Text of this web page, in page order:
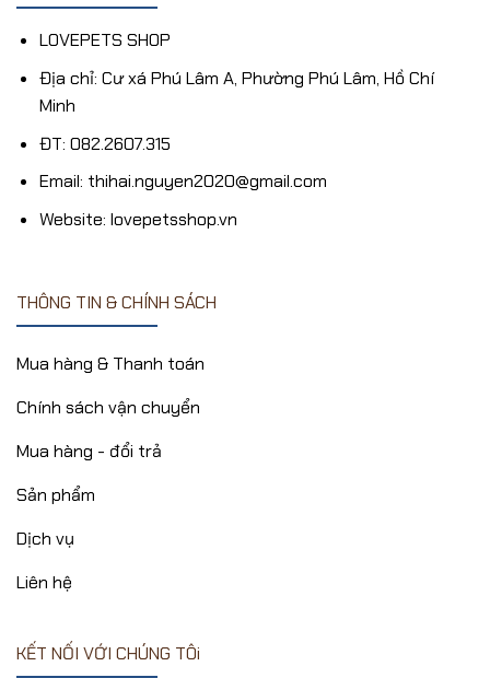
LOVEPETS SHOP
Địa chỉ: Cư xá Phú Lâm A, Phường Phú Lâm, Hồ Chí
Minh
ĐT: 082.2607.315
Email: thihai.nguyen2020@gmail.com
Website: lovepetsshop.vn
THÔNG TIN & CHÍNH SÁCH
Mua hàng & Thanh toán
Chính sách vận chuyển
Mua hàng - đổi trả
Sản phẩm
Dịch vụ
Liên hệ
KẾT NỐI VỚI CHÚNG TÔi